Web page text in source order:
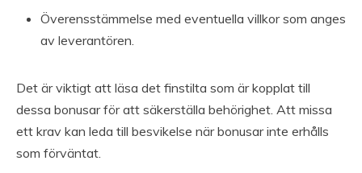
Överensstämmelse med eventuella villkor som anges
av leverantören.
Det är viktigt att läsa det finstilta som är kopplat till
dessa bonusar för att säkerställa behörighet. Att missa
ett krav kan leda till besvikelse när bonusar inte erhålls
som förväntat.